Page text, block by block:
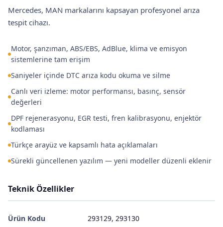
Mercedes, MAN markalarını kapsayan profesyonel arıza
tespit cihazı.
Motor, şanzıman, ABS/EBS, AdBlue, klima ve emisyon
sistemlerine tam erişim
Saniyeler içinde DTC arıza kodu okuma ve silme
Canlı veri izleme: motor performansı, basınç, sensör
değerleri
DPF rejenerasyonu, EGR testi, fren kalibrasyonu, enjektör
kodlaması
Türkçe arayüz ve kapsamlı hata açıklamaları
Sürekli güncellenen yazılım — yeni modeller düzenli eklenir
Teknik Özellikler
Ürün Kodu 293129, 293130